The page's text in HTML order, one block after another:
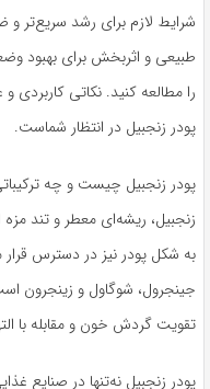
شرایط لازم برای رشد سریع‌تر و
طبیعی و اثربخش برای بهبود
را مطالعه کنید. نکاتی
پودر زنجبیل در انتظار شماست.
پودر زنجبیل چیست و چه
زنجبیل، ریشه‌ای معطر و تند
به شکل پودر نیز در دسترس قرار
جینجرول، شوگاول و زینجرون
تقویت گردش خون و مقابله با
پودر زنجبیل نه‌تنها در صنایع